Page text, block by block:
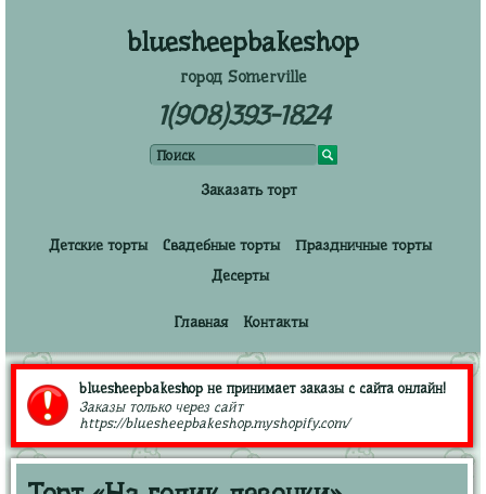
bluesheepbakeshop
город Somerville
1(908)393-1824
Заказать торт
Детские торты Свадебные торты
Праздничные торты
Десерты
Главная Контакты
bluesheepbakeshop не принимает заказы с сайта онлайн!
Заказы только через сайт
https://bluesheepbakeshop.myshopify.com/